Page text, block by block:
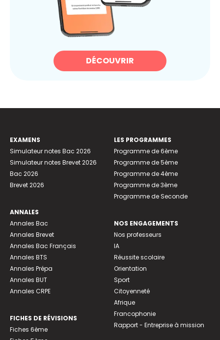
DÉCOUVRIR
EXAMENS
Simulateur notes Bac 2026
Simulateur notes Brevet 2026
Bac 2026
Brevet 2026
ANNALES
Annales Bac
Annales Brevet
Annales Bac Français
Annales BTS
Annales Prépa
Annales BUT
Annales CRPE
FICHES DE RÉVISIONS
Fiches 6ème
LES PROGRAMMES
Programme de 6ème
Programme de 5ème
Programme de 4ème
Programme de 3ème
Programme de Seconde
NOS ENGAGEMENTS
Nos professeurs
IA
Réussite scolaire
Orientation
Sport
Citoyenneté
Afrique
Francophonie
Rapport - Entreprise à mission